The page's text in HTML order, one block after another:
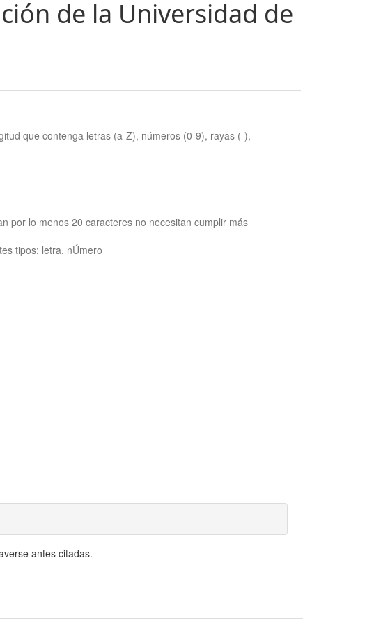
de la Universidad de
que contenga letras (a-Z), números (0-9), rayas (-),
por lo menos 20 caracteres no necesitan cumplir más
tipos: letra, nÚmero
antes citadas.